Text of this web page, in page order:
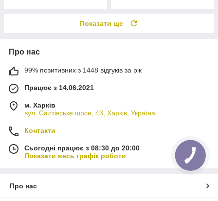
Показати ще
Про нас
99% позитивних з 1448 відгуків за рік
Працює з 14.06.2021
м. Харків
вул. Салтівське шосе, 43, Харків, Україна
Контакти
Сьогодні працює з 08:30 до 20:00
Показати весь графік роботи
Про нас